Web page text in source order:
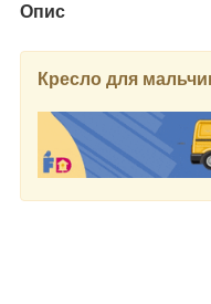
Опис
Кресло для